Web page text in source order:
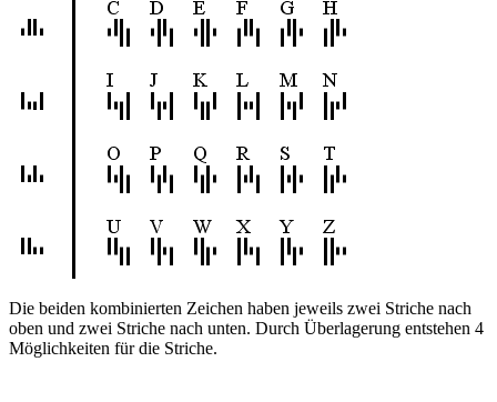
Die beiden kombinierten Zeichen haben jeweils zwei Striche nach
oben und zwei Striche nach unten. Durch Überlagerung entstehen 4
Möglichkeiten für die Striche.